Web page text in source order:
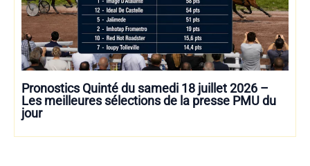
Pronostics Quinté du samedi 18 juillet 2026 –
Les meilleures sélections de la presse PMU du
jour